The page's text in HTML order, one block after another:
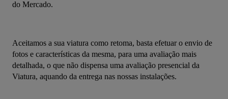
do Mercado.
Aceitamos a sua viatura como retoma, basta efetuar o envio de
fotos e características da mesma, para uma avaliação mais
detalhada, o que não dispensa uma avaliação presencial da
Viatura, aquando da entrega nas nossas instalações.